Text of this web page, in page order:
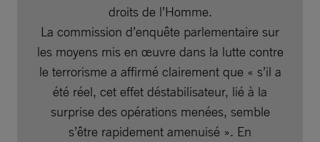
droits de l’Homme.
La commission d’enquête parlementaire sur
les moyens mis en œuvre dans la lutte contre
le terrorisme a affirmé clairement que « s’il a
été réel, cet effet déstabilisateur, lié à la
surprise des opérations menées, semble
s’être rapidement amenuisé ». En